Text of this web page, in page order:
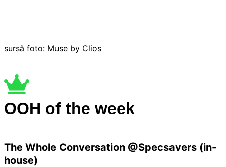
sursă foto: Muse by Clios
OOH of the week
The Whole Conversation @Specsavers (in-
house)